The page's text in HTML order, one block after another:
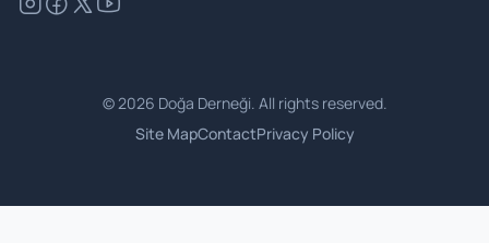
©2026 Doğa Derneği. All rights reserved.
Site MapContactPrivacy Policy